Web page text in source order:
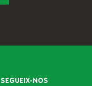
SEGUEIX-NOS